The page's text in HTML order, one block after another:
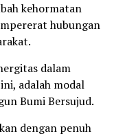
kehormatan
hubungan
dalam
adalah modal
Bumi Bersujud.
dengan penuh